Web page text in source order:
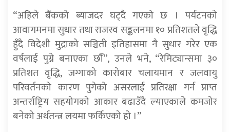
“अहिले बैंकको ब्याजदर घट्दै गएको छ । पर्यटनको
आवागमनमा सुधार तथा राजस्व सङ्कलनमा १० प्रतिशतले वृद्धि
हुँदै विदेशी मुद्राको सञ्चिती इतिहासमा नै सुधार गरेर एक
वर्षलाई पुग्ने बनाएका छाैँ”, उनले भने, “रेमिट्यान्समा ३०
प्रतिशत वृद्धि, जग्गाको कारोबार चलायमान र जलवायु
परिवर्तनको कारण पुगेको असरलाई प्रतिरक्षा गर्न प्राप्त
अन्तर्राष्ट्रिय सहयोगको आकार बढाउँदै ल्याएकाले कमजोर
बनेको अर्थतन्त्र लयमा फर्किएको हो ।”